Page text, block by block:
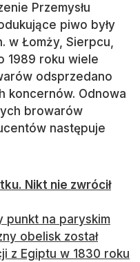
Przemysłu
piwo były
w Łomży, Sierpcu,
1989 roku wiele
odsprzedano
koncernów. Odnowa
browarów
następuje
Nikt nie zwrócił
punkt na paryskim
obelisk został
z Egiptu w 1830 roku